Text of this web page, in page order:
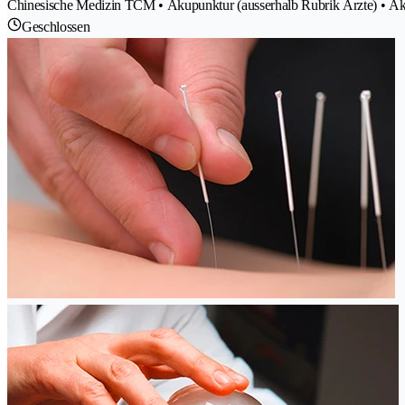
Chinesische Medizin TCM • Akupunktur (ausserhalb Rubrik Ärzte) •
Geschlossen